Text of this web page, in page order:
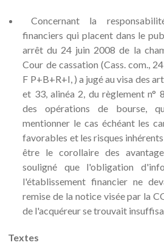
Concernant la
financiers qui placent dans le
arrêt du 24 juin 2008 de la
Cour de cassation (Cass. com.,
F P+B+R+I, ) a jugé au visa des
et 33, alinéa 2, du règlement n°
des opérations de bourse,
mentionner le cas échéant les
favorables et les risques
être le corollaire des
souligné que l'obligation
l'établissement financier ne
remise de la notice visée par la
de l'acquéreur se trouvait
Textes